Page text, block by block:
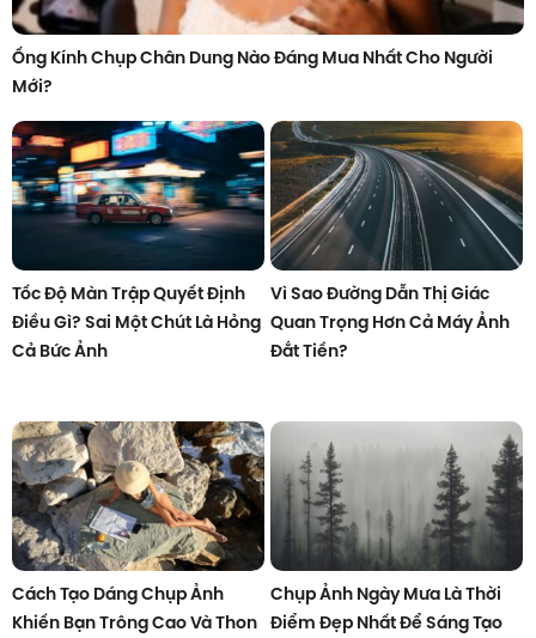
Ống Kính Chụp Chân Dung Nào Đáng Mua Nhất Cho Người
Mới?
Tốc Độ Màn Trập Quyết Định
Điều Gì? Sai Một Chút Là Hỏng
Cả Bức Ảnh
Vì Sao Đường Dẫn Thị Giác
Quan Trọng Hơn Cả Máy Ảnh
Đắt Tiền?
Cách Tạo Dáng Chụp Ảnh
Khiến Bạn Trông Cao Và Thon
Chụp Ảnh Ngày Mưa Là Thời
Điểm Đẹp Nhất Để Sáng Tạo